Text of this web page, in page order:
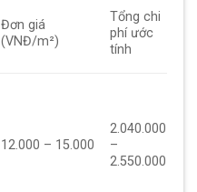
Đơn giá
(VNĐ/m²)
Tổng chi
phí ước
tính
12.000 – 15.000
2.040.000
–
2.550.000